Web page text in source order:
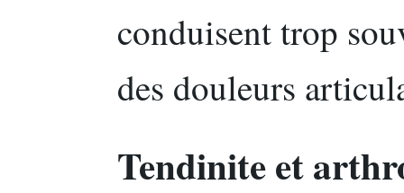
conduisent trop
des douleurs
Tendinite et